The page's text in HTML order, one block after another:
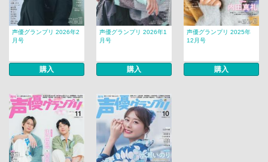
声優グランプリ 2026年2
月号
購入
声優グランプリ 2026年1
月号
購入
声優グランプリ 2025年
12月号
購入